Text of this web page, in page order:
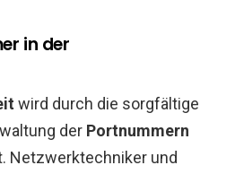
in der
wird durch die sorgfältige
der Portnummern
Netzwerktechniker und